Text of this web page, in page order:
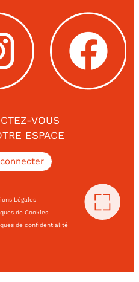
VOUS
ESPACE
Légales
de Cookies
de confidentialité